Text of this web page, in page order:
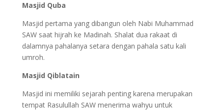
Masjid Quba
Masjid pertama yang dibangun oleh Nabi Muhammad
SAW saat hijrah ke Madinah. Shalat dua rakaat di
dalamnya pahalanya setara dengan pahala satu kali
umroh.
Masjid Qiblatain
Masjid ini memiliki sejarah penting karena merupakan
tempat Rasulullah SAW menerima wahyu untuk